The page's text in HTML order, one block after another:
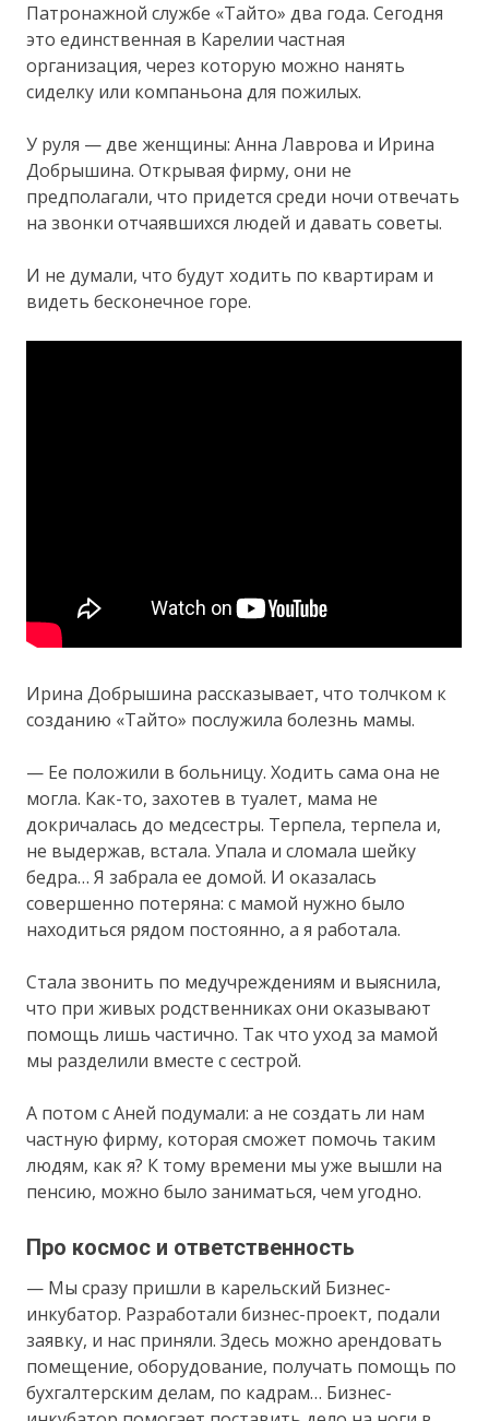
Патронажной службе «Тайто» два года. Сегодня
это единственная в Карелии частная
организация, через которую можно нанять
сиделку или компаньона для пожилых.
У руля — две женщины: Анна Лаврова и Ирина
Добрышина. Открывая фирму, они не
предполагали, что придется среди ночи отвечать
на звонки отчаявшихся людей и давать советы.
И не думали, что будут ходить по квартирам и
видеть бесконечное горе.
Ирина Добрышина рассказывает, что толчком к
созданию «Тайто» послужила болезнь мамы.
— Ее положили в больницу. Ходить сама она не
могла. Как-то, захотев в туалет, мама не
докричалась до медсестры. Терпела, терпела и,
не выдержав, встала. Упала и сломала шейку
бедра… Я забрала ее домой. И оказалась
совершенно потеряна: с мамой нужно было
находиться рядом постоянно, а я работала.
Стала звонить по медучреждениям и выяснила,
что при живых родственниках они оказывают
помощь лишь частично. Так что уход за мамой
мы разделили вместе с сестрой.
А потом с Аней подумали: а не создать ли нам
частную фирму, которая сможет помочь таким
людям, как я? К тому времени мы уже вышли на
пенсию, можно было заниматься, чем угодно.
Про космос и ответственность
— Мы сразу пришли в карельский Бизнес-
инкубатор. Разработали бизнес-проект, подали
заявку, и нас приняли. Здесь можно арендовать
помещение, оборудование, получать помощь по
бухгалтерским делам, по кадрам… Бизнес-